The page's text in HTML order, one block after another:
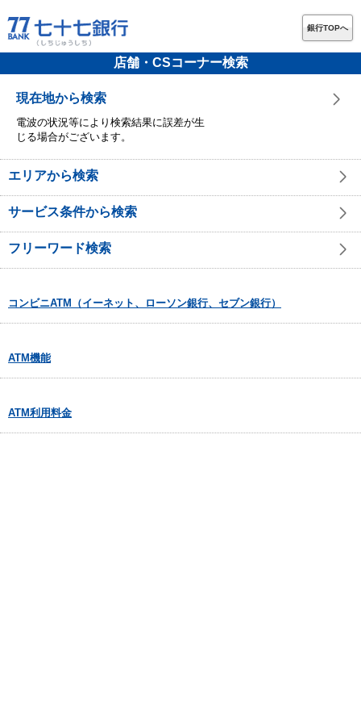
銀行TOPへ
店舗・CSコーナー検索
現在地から検索
電波の状況等により検索結果に誤差が生
じる場合がございます。
エリアから検索
サービス条件から検索
フリーワード検索
コンビニATM（イーネット、ローソン銀行、セブン銀行）
ATM機能
ATM利用料金